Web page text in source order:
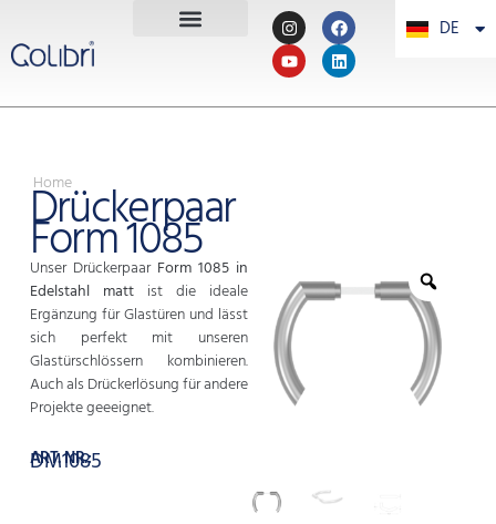
DE
PT
Home
Drückerpaar
Form 1085
Unser Drückerpaar Form 1085 in
Edelstahl matt ist die ideale
Ergänzung für Glastüren und lässt
sich perfekt mit unseren
Glastürschlössern kombinieren.
Auch als Drückerlösung für andere
Projekte geeeignet.
ART. NR.:
DM1085